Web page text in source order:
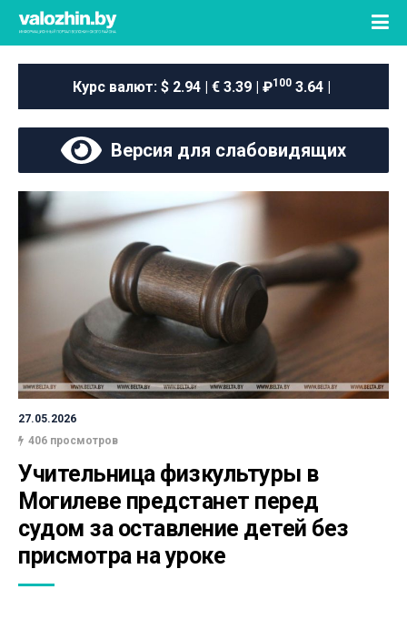
Курс валют: $ 2.94 | € 3.39 | ₽100 3.64 |
Версия для слабовидящих
27.05.2026
406 просмотров
Учительница физкультуры в
Могилеве предстанет перед
судом за оставление детей без
присмотра на уроке